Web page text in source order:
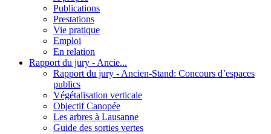
Publications
Prestations
Vie pratique
Emploi
En relation
Rapport du jury - Ancie...
Rapport du jury - Ancien-Stand: Concours d’espaces
publics
Végétalisation verticale
Objectif Canopée
Les arbres à Lausanne
Guide des sorties vertes